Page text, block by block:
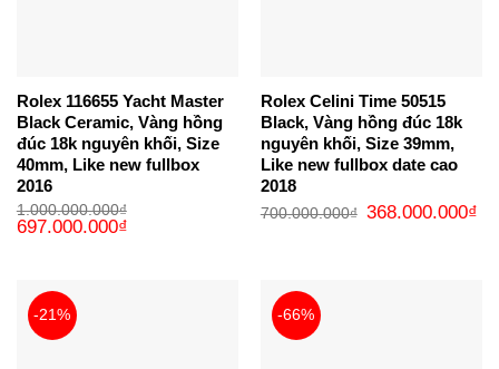
Rolex 116655 Yacht Master
Black Ceramic, Vàng hồng
đúc 18k nguyên khối, Size
40mm, Like new fullbox
2016
1.000.000.000₫
Giá
gốc
697.000.000₫Giá
Rolex Celini Time 50515
Black, Vàng hồng đúc 18k
nguyên khối, Size 39mm,
Like new fullbox date cao
2018
700.000.000₫
Giá
gốc
368.000.000₫
-21% -66%